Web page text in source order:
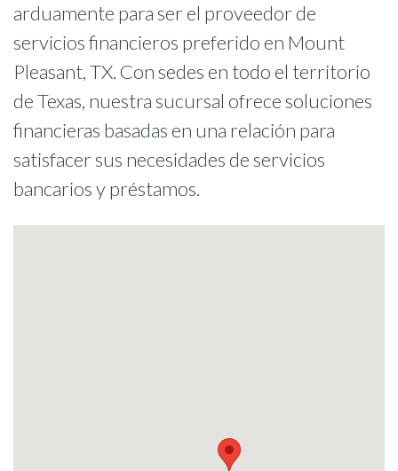
arduamente para ser el proveedor de
servicios financieros preferido en Mount
Pleasant, TX. Con sedes en todo el territorio
de Texas, nuestra sucursal ofrece soluciones
financieras basadas en una relación para
satisfacer sus necesidades de servicios
bancarios y préstamos.